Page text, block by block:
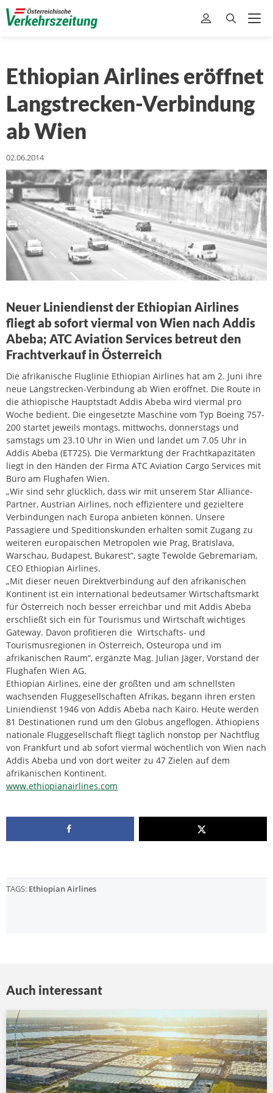
Ethiopian Airlines eröffnet
Langstrecken-Verbindung
ab Wien
02.06.2014
Neuer Liniendienst der Ethiopian Airlines
fliegt ab sofort viermal von Wien nach Addis
Abeba; ATC Aviation Services betreut den
Frachtverkauf in Österreich
Die afrikanische Fluglinie Ethiopian Airlines hat am 2. Juni ihre
neue Langstrecken-Verbindung ab Wien eröffnet. Die Route in
die äthiopische Hauptstadt Addis Abeba wird viermal pro
Woche bedient. Die eingesetzte Maschine vom Typ Boeing 757-
200 startet jeweils montags, mittwochs, donnerstags und
samstags um 23.10 Uhr in Wien und landet um 7.05 Uhr in
Addis Abeba (ET725). Die Vermarktung der Frachtkapazitäten
liegt in den Händen der Firma ATC Aviation Cargo Services mit
Büro am Flughafen Wien.
„Wir sind sehr glücklich, dass wir mit unserem Star Alliance-
Partner, Austrian Airlines, noch effizientere und gezieltere
Verbindungen nach Europa anbieten können. Unsere
Passagiere und Speditionskunden erhalten somit Zugang zu
weiteren europäischen Metropolen wie Prag, Bratislava,
Warschau, Budapest, Bukarest“, sagte Tewolde Gebremariam,
CEO Ethiopian Airlines.
„Mit dieser neuen Direktverbindung auf den afrikanischen
Kontinent ist ein international bedeutsamer Wirtschaftsmarkt
für Österreich noch besser erreichbar und mit Addis Abeba
erschließt sich ein für Tourismus und Wirtschaft wichtiges
Gateway. Davon profitieren die Wirtschafts- und
Tourismusregionen in Österreich, Osteuropa und im
afrikanischen Raum“, ergänzte Mag. Julian Jäger, Vorstand der
Flughafen Wien AG.
Ethiopian Airlines, eine der größten und am schnellsten
wachsenden Fluggesellschaften Afrikas, begann ihren ersten
Liniendienst 1946 von Addis Abeba nach Kairo. Heute werden
81 Destinationen rund um den Globus angeflogen. Äthiopiens
nationale Fluggesellschaft fliegt täglich nonstop per Nachtflug
von Frankfurt und ab sofort viermal wöchentlich von Wien nach
Addis Abeba und von dort weiter zu 47 Zielen auf dem
afrikanischen Kontinent.
www.ethiopianairlines.com
TAGS: Ethiopian Airlines
Auch interessant